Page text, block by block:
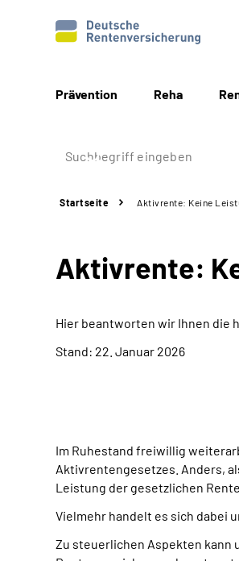
Prävention Reha
Startseite Aktivrente: Keine
Aktivrente:
Hier beantworten wir Ihnen die
Stand: 22. Januar 2026
Im Ruhestand freiwillig
Aktivrentengesetzes. Anders,
Leistung der gesetzlichen
Vielmehr handelt es sich dabei
Zu steuerlichen Aspekten kann